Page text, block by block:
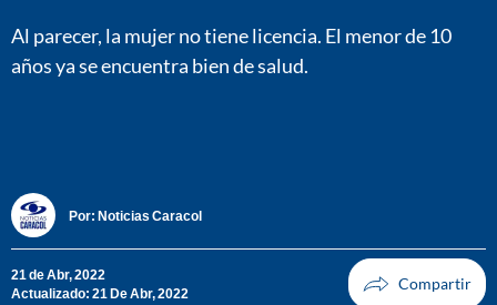
Al parecer, la mujer no tiene licencia. El menor de 10
años ya se encuentra bien de salud.
Por: Noticias Caracol
21 de Abr, 2022
Actualizado: 21 De Abr, 2022